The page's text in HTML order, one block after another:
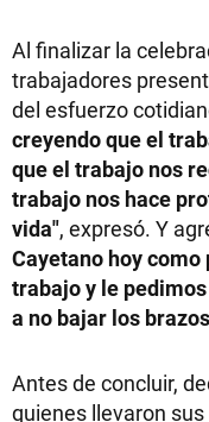
Al finalizar la
trabajadores
del esfuerzo
creyendo que el
que el trabajo nos
trabajo nos hace
vida", expresó. Y
Cayetano hoy
trabajo y le
a no bajar los
Antes de concluir,
quienes llevaron